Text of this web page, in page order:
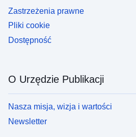
Zastrzeżenia prawne
Pliki cookie
Dostępność
O Urzędzie Publikacji
Nasza misja, wizja i wartości
Newsletter